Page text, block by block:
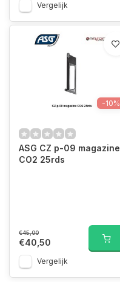
Vergelijk
-10%
ASG CZ p-09 magazine
CO2 25rds
€45,00
€40,50
Vergelijk